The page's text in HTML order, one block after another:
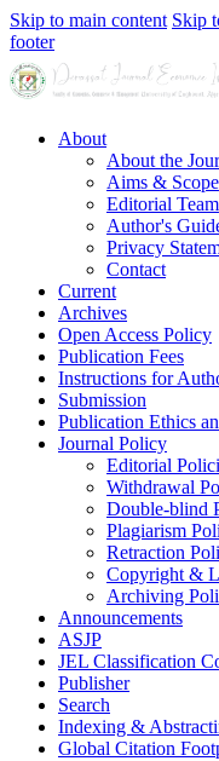
Skip to main content Skip
footer
About
About the
Aims & Scope
Editorial Team
Author's
Privacy
Contact
Current
Archives
Open Access Policy
Publication Fees
Instructions for
Submission
Publication Ethics
Journal Policy
Editorial
Withdrawal
Double-blind
Plagiarism
Retraction
Copyright &
Archiving
Announcements
ASJP
JEL Classification
Publisher
Search
Indexing &
Global Citation